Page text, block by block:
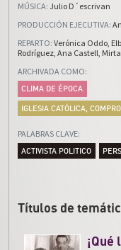
MÚSICA: Julio D´escrivan
PRODUCCIÓN EJECUTIVA:
REPARTO: Verónica Oddo,
Rodríguez, Ana Castell,
ARCHIVADA COMO:
CLIMA DE ÉPOCA
IGLESIA CATÓLICA,
PALABRAS CLAVE:
ACTIVISTA POLITICO
Títulos de